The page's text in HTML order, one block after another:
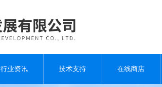
行业资讯 技术支持 在线商店